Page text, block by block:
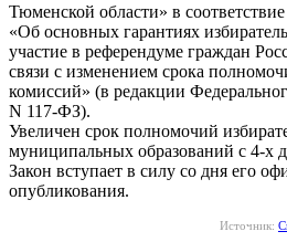
Тюменской области» в
«Об основных гарантиях
участие в референдуме граждан
связи с изменением срока
комиссий» (в редакции
N 117-ФЗ).
Увеличен срок полномочий
муниципальных образований с 4-х
Закон вступает в силу со дня его
опубликования.
Источник: